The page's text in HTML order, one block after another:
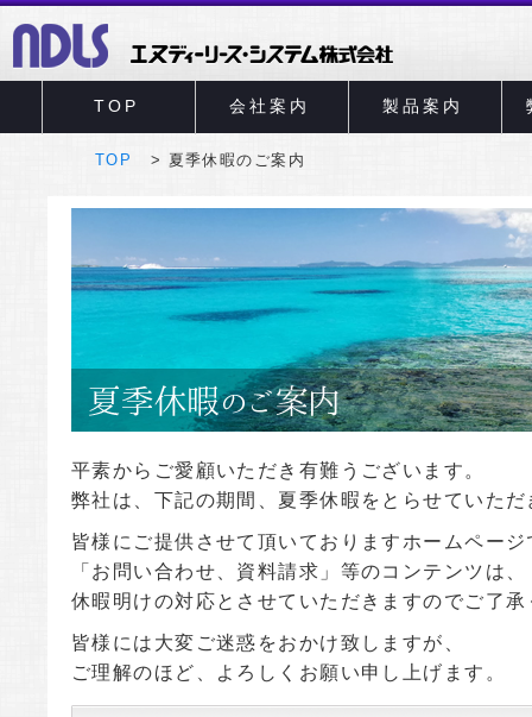
TOP 会社案内 製品案内
TOP 夏季休暇のご案内
平素からご愛顧いただき有難うございます。
弊社は、下記の期間、夏季休暇をとらせていただ
皆様にご提供させて頂いておりますホームページ
「お問い合わせ、資料請求」等のコンテンツは、
休暇明けの対応とさせていただきますのでご了
皆様には大変ご迷惑をおかけ致しますが、
ご理解のほど、よろしくお願い申し上げます。